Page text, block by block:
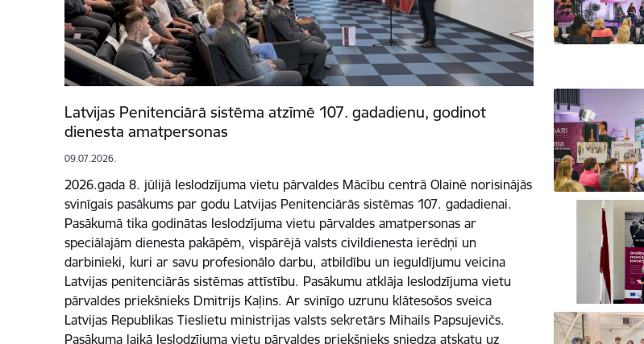
Latvijas Penitenciārā sistēma atzīmē 107. gadadienu, godinot
dienesta amatpersonas
09.07.2026.
2026.gada 8. jūlijā Ieslodzījuma vietu pārvaldes Mācību centrā Olainē norisinājās
svinīgais pasākums par godu Latvijas Penitenciārās sistēmas 107. gadadienai.
Pasākumā tika godinātas Ieslodzījuma vietu pārvaldes amatpersonas ar
speciālajām dienesta pakāpēm, vispārējā valsts civildienesta ierēdņi un
darbinieki, kuri ar savu profesionālo darbu, atbildību un ieguldījumu veicina
Latvijas penitenciārās sistēmas attīstību. Pasākumu atklāja Ieslodzījuma vietu
pārvaldes priekšnieks Dmitrijs Kaļins. Ar svinīgo uzrunu klātesošos sveica
Latvijas Republikas Tieslietu ministrijas valsts sekretārs Mihails Papsujevičs.
Pasākuma laikā Ieslodzījuma vietu pārvaldes priekšnieks sniedza atskatu uz